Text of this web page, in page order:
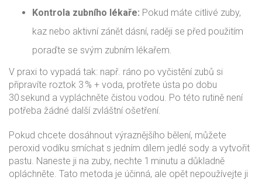
Kontrola zubního lékaře: Pokud máte citlivé zuby,
kaz nebo aktivní zánět dásní, raději se před použitím
poraďte se svým zubním lékařem.
V praxi to vypadá tak: např. ráno po vyčistění zubů si
připravíte roztok 3 % + voda, protřete ústa po dobu
30 sekund a vypláchněte čistou vodou. Po této rutině není
potřeba žádné další zvláštní ošetření.
Pokud chcete dosáhnout výraznějšího bělení, můžete
peroxid vodíku smíchat s jedním dílem jedlé sody a vytvořit
pastu. Naneste ji na zuby, nechte 1 minutu a důkladně
opláchněte. Tato metoda je účinná, ale opět nepoužívejte ji